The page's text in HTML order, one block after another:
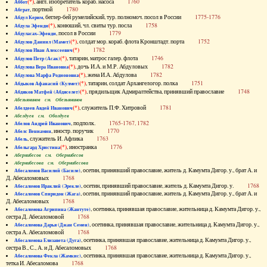
Аббот , англ. изобретатель кораб. насоса 1760
Абграт, портной 1780
Абдул Керим, беглер-бей румелийский, тур. полномоч. посол в России 1775-1776
Абдула Эфенди(*), конюший, чл. свиты тур. посла 1758
Абдуласах-Эфенди, посол в России 1779
Абдулов Даниил (Мамет)(*), солдат мор. кораб. флота Кронштадт. порта 1752
Абдулов Иван Алексеевич(*) 1782
Абдулов Петр (Асак)(*), татарин, матрос галер. флота 1746
Абдулова Вера Ивановна(*), дочь И.А. и М.Р. Абдуловых 1782
Абдулова Марфа Родионовна(*), жена И.А. Абдулова 1782
Абдыков Афанасий (Кулмет)(*), татарин, солдат Архангелогор. полка 1751
Абдяков Матфей (Абдяселет)(*), прядильщик Адмиралтейства, принявший православие 1748
Абезьянинов см. Обезьянинов
Абелдеев Авдей Иванович(*), служитель П.Ф. Хитровой 1781
Абелдуев см. Оболдуев
Абелов Андрей Иванович, подполк. 1765-1767, 1782
Абелс Вениамин, иностр. поручик 1770
Абель, служитель И. Афлика 1763
Абельгард Христина(*), иностранка 1776
Абернибесов см. Обернибесов
Абернибесова см. Обернибесова
Абесаломов Василий (Басиле), осетин, принявший православие, житель д. Камумта Дигор. у., брат А. и
Д. Абесаломовых 1768
Абесаломов Ираклий (Эрекле), осетин, принявший православие, житель д. Камумта Дигор. у. 1768
Абесаломов Спиридон (Жага), осетин, принявший православие, житель д. Камумта Дигор. у., брат А. и
Д. Абесаломовых 1768
Абесаломова Агрипина (Жантуте), осетинка, принявшая православие, жительница д. Камумта Дигор. у.,
сестра Д. Абесаломовой 1768
Абесаломова Дарья (Джан Семен), осетинка, принявшая православие, жительница д. Камумта Дигор. у.,
сестра А. Абесаломовой 1768
Абесаломова Елизавета (Дуга), осетинка, принявшая православие, жительница д. Камумта Дигор. у.,
сестра В., С., А. и Д. Абесаломовых 1768
Абесаломова Фекла (Жамкис), осетинка, принявшая православие, жительница д. Камумта Дигор. у.,
тетка И. Абесаломова 1768